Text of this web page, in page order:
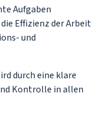
Aufgaben
Effizienz der Arbeit
und
durch eine klare
Kontrolle in allen